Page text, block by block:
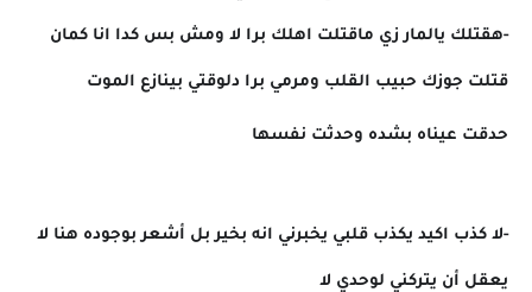
-هقتلك يالمار زي ماقتلت اهلك برا لا ومش بس كدا انا كمان
قتلت جوزك حبيب القلب ومرمي برا دلوقتي بينازع الموت
حدقت عيناه بشده وحدثت نفسها
-لا كذب اكيد يكذب قلبي يخبرني انه بخير بل أشعر بوجوده هنا لا
يعقل أن يتركني لوحدي لا